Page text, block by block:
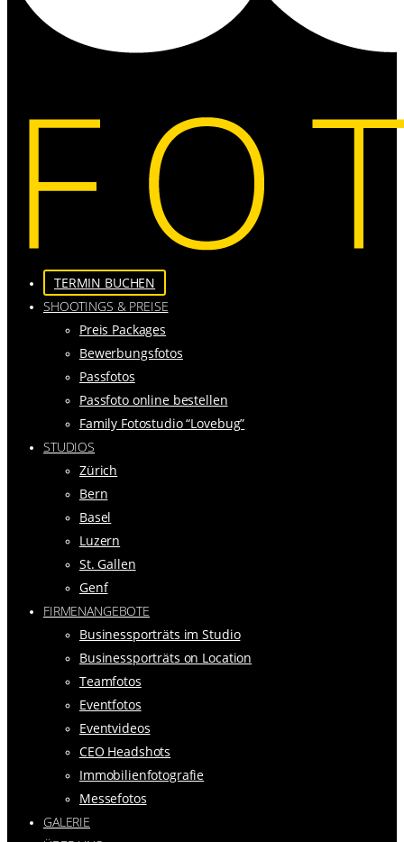
TERMIN BUCHEN
SHOOTINGS & PREISE
Preis Packages
Bewerbungsfotos
Passfotos
Passfoto online bestellen
Family Fotostudio “Lovebug”
STUDIOS
Zürich
Bern
Basel
Luzern
St. Gallen
Genf
FIRMENANGEBOTE
Businessporträts im Studio
Businessporträts on Location
Teamfotos
Eventfotos
Eventvideos
CEO Headshots
Immobilienfotografie
Messefotos
GALERIE